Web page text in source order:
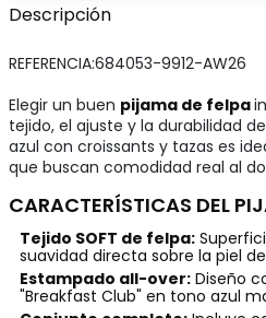
Descripción
REFERENCIA:684053-9912-AW26
Elegir un buen pijama de felpa
tejido, el ajuste y la durabilidad
azul con croissants y tazas es
que buscan comodidad real al
CARACTERÍSTICAS DEL
Tejido SOFT de felpa:
suavidad directa sobre la piel
Estampado all-over:Diseño
"Breakfast Club" en tono azul